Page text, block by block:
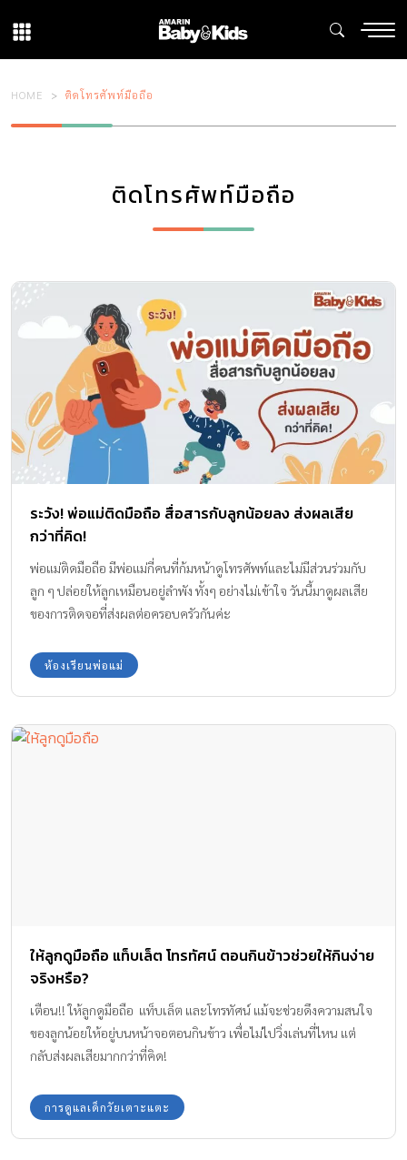
HOME ติดโทรศัพท์มือถือ
ติดโทรศัพท์มือถือ
ระวัง! พ่อแม่ติดมือถือ สื่อสารกับลูกน้อยลง ส่งผลเสีย
กว่าที่คิด!
พ่อแม่ติดมือถือ มีพ่อแม่กี่คนที่ก้มหน้าดูโทรศัพท์และไม่มีส่วนร่วมกับ
ลูก ๆ ปล่อยให้ลูกเหมือนอยู่ลำพัง ทั้งๆ อย่างไม่เข้าใจ วันนี้มาดูผลเสีย
ของการติดจอที่ส่งผลต่อครอบครัวกันค่ะ
ห้องเรียนพ่อแม่
ให้ลูกดูมือถือ แท็บเล็ต โทรทัศน์ ตอนกินข้าวช่วยให้กินง่าย
จริงหรือ?
เตือน!! ให้ลูกดูมือถือ แท็บเล็ต และโทรทัศน์ แม้จะช่วยดึงความสนใจ
ของลูกน้อยให้อยู่บนหน้าจอตอนกินข้าว เพื่อไม่ไปวิ่งเล่นที่ไหน แต่
กลับส่งผลเสียมากกว่าที่คิด!
การดูแลเด็กวัยเตาะแตะ